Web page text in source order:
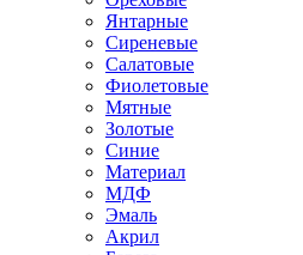
Янтарные
Сиреневые
Салатовые
Фиолетовые
Мятные
Золотые
Синие
Материал
МДФ
Эмаль
Акрил